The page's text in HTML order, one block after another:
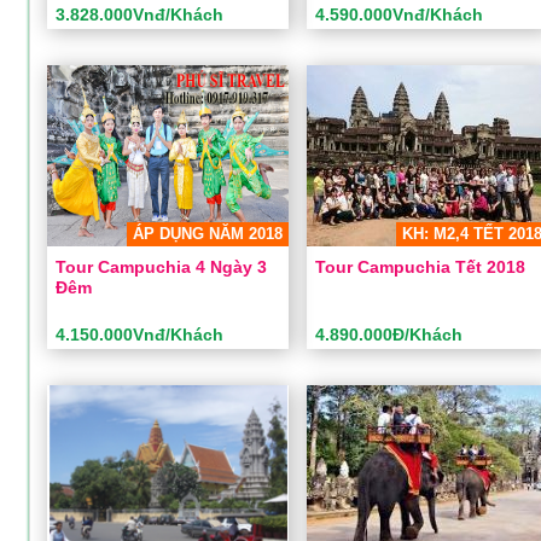
3.828.000Vnđ/Khách
Reap - Phnom Penh 4N3Đ
Thời gian: 4 Ngày 3 Đêm
Phương tiện: Ô tô
Khách sạn: 4 sao
Khởi hành: Sài Gòn
Giá: 3.828.000Vnđ/Khách
ĐẶT TOUR
4.590.000Vnđ/Khách
Thời gian: 4 Ngày 3 Đêm
Phương tiện: Ô tô
Khách sạn: 5 sao
Khởi hành: Sài Gòn
Giá: 4.590.000Vnđ/Khách
ÁP DỤNG NĂM 2018
Tour Campuchia 4 Ngày 3
Đêm
4.150.000Vnđ/Khách
4 Ngày 3 Đêm
Phương tiện: Ô tô
Khách sạn: 4 sao
KH: M2,4 TẾT 2018
Tour Campuchia Tết 2018
4.890.000Đ/Khách
Thời gian: 4 Ngày 3 Đêm
Phương tiện: Ô tô
Khách sạn: 3 sao